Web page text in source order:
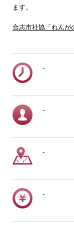
ます。
合志市社協「れんが
-
-
-
-